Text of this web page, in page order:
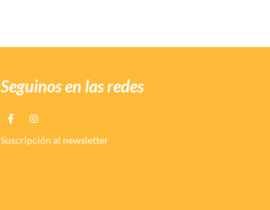
Seguinos en las redes
Suscripción al newsletter